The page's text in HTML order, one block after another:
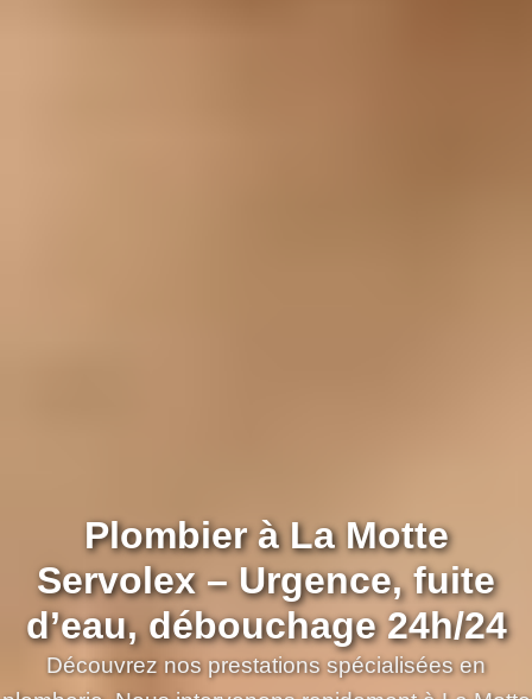
Plombier à La Motte
Servolex – Urgence, fuite
d’eau, débouchage 24h/24
Découvrez nos prestations spécialisées en